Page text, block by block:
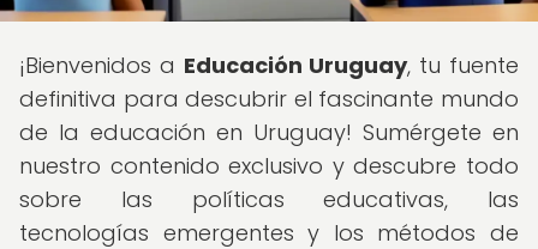
¡Bienvenidos a Educación Uruguay, tu fuente
definitiva para descubrir el fascinante mundo
de la educación en Uruguay! Sumérgete en
nuestro contenido exclusivo y descubre todo
sobre las políticas educativas, las
tecnologías emergentes y los métodos de